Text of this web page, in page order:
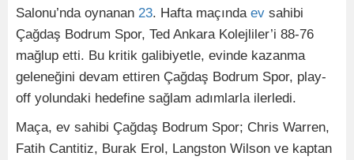
Salonu’nda oynanan 23. Hafta maçında ev sahibi
Çağdaş Bodrum Spor, Ted Ankara Kolejliler’i 88-76
mağlup etti. Bu kritik galibiyetle, evinde kazanma
geleneğini devam ettiren Çağdaş Bodrum Spor, play-
off yolundaki hedefine sağlam adımlarla ilerledi.
Maça, ev sahibi Çağdaş Bodrum Spor; Chris Warren,
Fatih Cantitiz, Burak Erol, Langston Wilson ve kaptan